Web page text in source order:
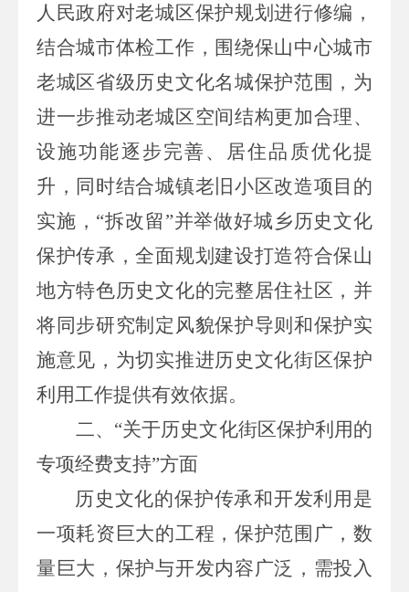
人民政府对老城区保护规划进行修编，
结合城市体检工作，围绕保山中心城市
老城区省级历史文化名城保护范围，为
进一步推动老城区空间结构更加合理、
设施功能逐步完善、居住品质优化提
升，同时结合城镇老旧小区改造项目的
实施，“拆改留”并举做好城乡历史文化
保护传承，全面规划建设打造符合保山
地方特色历史文化的完整居住社区 ， 并
将 同步研究制定 风貌保护导则和保护实
施意见，为切实推进历史文化街区保护
利用工作提供有效依据。
二、“关于历史文化街区保护利用的
专项经费支持”方面
历史文化的保护传承和开发利用是
一项耗资巨大的工程，保护范围广，数
量巨大，保护与开发内容广泛，需投入